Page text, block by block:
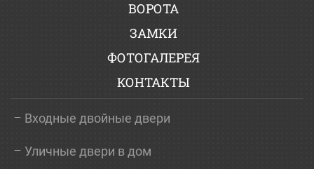
ВОРОТА
ЗАМКИ
ФОТОГАЛЕРЕЯ
КОНТАКТЫ
Входные двойные двери
Уличные двери в дом